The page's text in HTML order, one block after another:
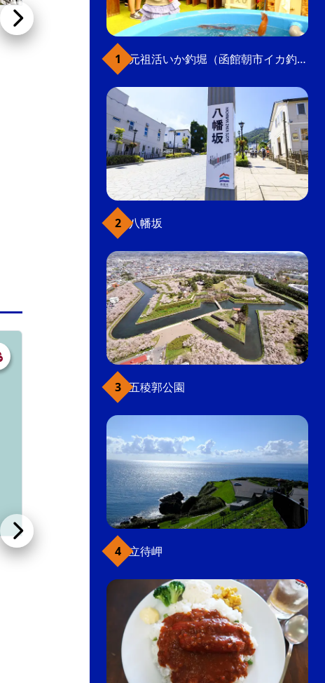
高田屋恵比須神社
開港通り（二十間坂通り）を函館山方向に歩
き、電車通りを右に曲がった少し先（旧北方歴
史資料館隣）に小さな神社があります。神仏の
信仰に厚かった高田屋嘉兵衛が、守護神として
屋敷に祀っていた恵比須神に由来。外観のみ見
神社･寺
元町・函館山
ホテル八幡坂
ホテル・ビジネスホテル
元祖活いか釣堀（函館朝市イカ釣り体験）
八幡坂
五稜郭公園
立待岬